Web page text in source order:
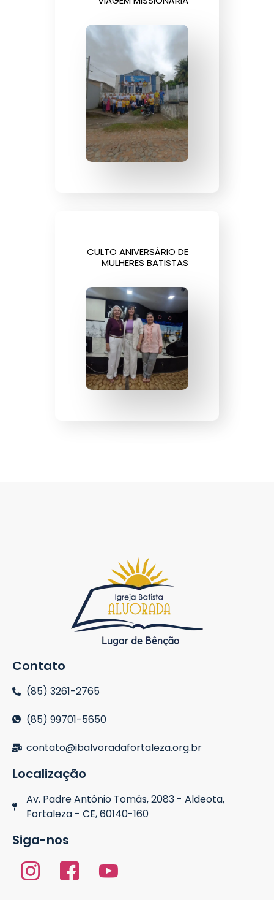
CULTO ANIVERSÁRIO DE
MULHERES BATISTAS
Contato
(85) 3261-2765
(85) 99701-5650
contato@ibalvoradafortaleza.org.br
Localização
Av. Padre Antônio Tomás, 2083 - Aldeota,
Fortaleza - CE, 60140-160
Siga-nos